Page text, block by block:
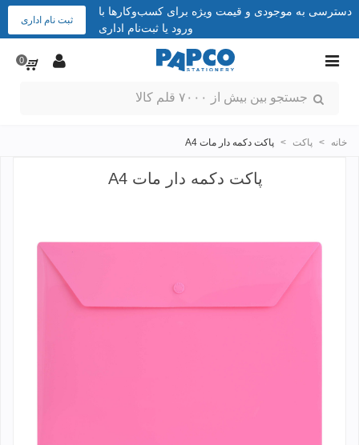
دسترسی به موجودی و قیمت ویژه برای کسب‌وکارها با
ورود یا ثبت‌نام اداری
ثبت نام اداری
0
خانه > پاکت > پاکت دکمه دار مات A4
پاکت دکمه دار مات A4